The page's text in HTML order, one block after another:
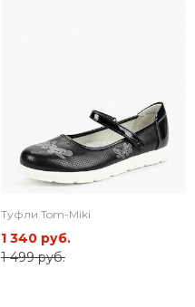
Туфли Tom-Miki
1 340 руб.
1 499 руб.